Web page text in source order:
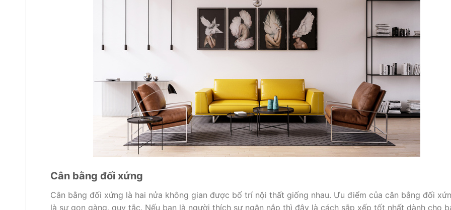
Cân bằng đối xứng
Cân bằng đối xứng là hai nửa không gian được bố trí nội thất giống nhau. Ưu điểm của cân bằng đối
là sự gọn gàng, quy tắc. Nếu bạn là người thích sự ngăn nắp thì đây là cách sắp xếp tốt nhất dành cho